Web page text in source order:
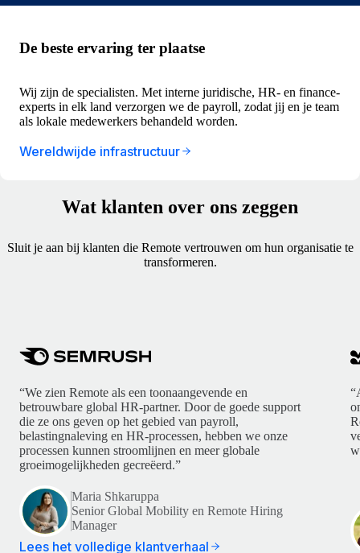
De beste ervaring ter plaatse
Wij zijn de specialisten. Met interne juridische, HR- en finance-
experts in elk land verzorgen we de payroll, zodat jij en je team
als lokale medewerkers behandeld worden.
Wereldwijde infrastructuur
Wat klanten over ons zeggen
Sluit je aan bij klanten die Remote vertrouwen om hun organisatie te
transformeren.
“We zien Remote als een toonaangevende en
betrouwbare global HR-partner. Door de goede support
die ze ons geven op het gebied van payroll,
belastingnaleving en HR-processen, hebben we onze
processen kunnen stroomlijnen en meer globale
groeimogelijkheden gecreëerd.”
Maria Shkaruppa
Senior Global Mobility en Remote Hiring
Manager
Lees het volledige klantverhaal